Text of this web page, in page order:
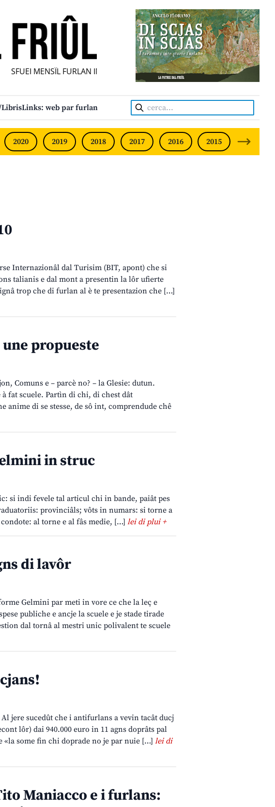
SFUEI MENSÎL FURLAN INDIPENDENT • INDEPENDENT FRIULIAN
LibrisLinks: web par furlan Cerca:
2020 2019 2018 2017 2016 2015 2014
Internazionâl dal Turisim (BIT, apont) che si
talianis e dal mont a presentin la lôr ufierte
trop che di furlan al è te presentazion che […]
une propueste
Comuns e – parcè no? – la Glesie: dutun.
fat scuele. Partìn di chi, di chest dât
anime di se stesse, de sô int, comprendude chê
in struc
si indi fevele tal articul chi in bande, paiât pes
provinciâls; vôts in numars: si torne a
al torne e al fâs medie, […] lei di plui +
di lavôr
Gelmini par meti in vore ce che la leç e
publiche e ancje la scuele e je stade tirade
dal tornâ al mestri unic polivalent te scuele
jere sucedût che i antifurlans a vevin tacât ducj
lôr) dai 940.000 euro in 11 agns doprâts pal
some fin chi doprade no je par nuie […] lei di
Maniacco e i furlans: